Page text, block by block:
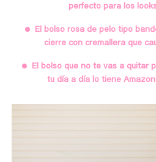
perfecto para los
El bolso rosa de pelo tipo
cierre con cremallera que
El bolso que no te vas a quitar
tu día a día lo tiene